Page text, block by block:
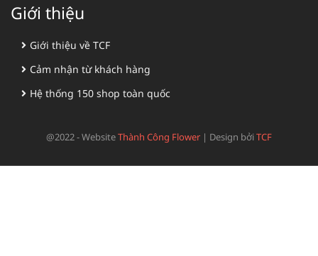
Giới thiệu
Giới thiệu về TCF
Cảm nhận từ khách hàng
Hệ thống 150 shop toàn quốc
@2022 - WebsiteThành Công Flower | Design bởiTCF